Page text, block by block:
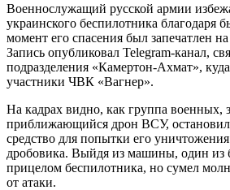
Военнослужащий русской армии
украинского беспилотника благодаря
момент его спасения был запечатлен
Запись опубликовал Telegram-канал,
подразделения «Камертон-Ахмат»,
участники ЧВК «Вагнер».
На кадрах видно, как группа военных,
приближающийся дрон ВСУ,
средство для попытки его
дробовика. Выйдя из машины, один из
прицелом беспилотника, но сумел
от атаки.